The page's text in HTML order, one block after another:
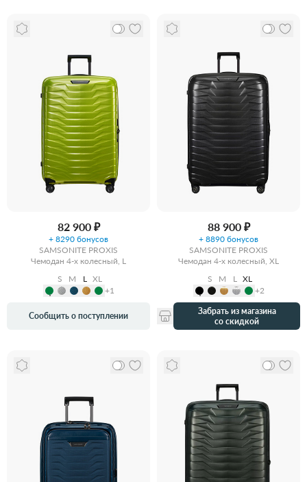
82 900 ₽
+ 8290 бонусов
SAMSONITE PROXIS
Чемодан 4-х колесный, L
S
M L
XL
+1
Сообщить о поступлении
88 900 ₽
+ 8890 бонусов
SAMSONITE PROXIS
Чемодан 4-х колесный, XL
S
M L
XL
+2
Забрать из магазина
со скидкой